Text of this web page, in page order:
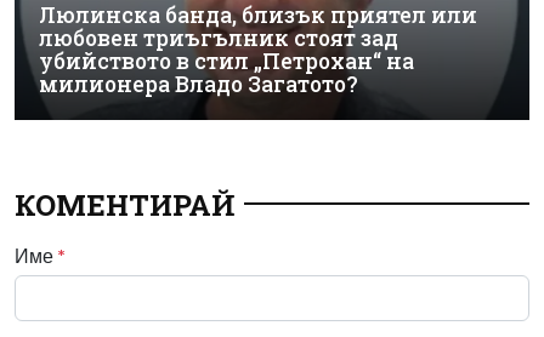
Люлинска банда, близък приятел или
любовен триъгълник стоят зад
убийството в стил „Петрохан“ на
милионера Владо Загатото?
КОМЕНТИРАЙ
Име *